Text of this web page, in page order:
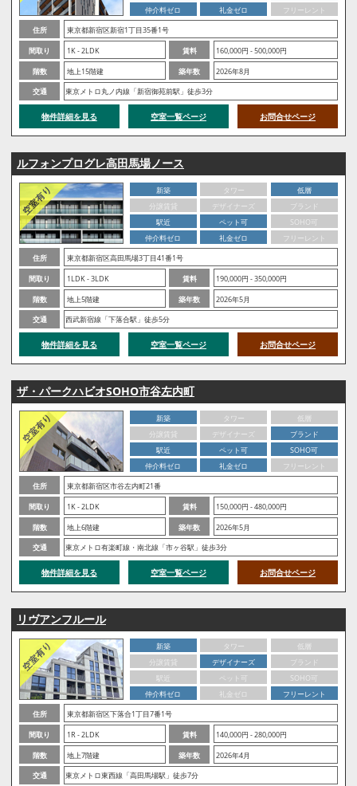
仲介料ゼロ
礼金ゼロ
フリーレント
住所
東京都新宿区新宿1丁目35番1号
間取り
1K - 2LDK 賃料
160,000円 - 500,000円
階数
地上15階建 築年数
2026年8月
交通
東京メトロ丸ノ内線「新宿御苑前駅」徒歩3分
物件詳細を見る 空室一覧ページ お問合せページ
ルフォンプログレ高田馬場ノース
新築 タワー
低層
分譲賃貸
デザイナーズ
ブランド
駅近
ペット可
SOHO可
仲介料ゼロ
礼金ゼロ
フリーレント
住所
東京都新宿区高田馬場3丁目41番1号
間取り
1LDK - 3LDK 賃料
190,000円 - 350,000円
階数
地上5階建 築年数
2026年5月
交通
西武新宿線「下落合駅」徒歩5分
物件詳細を見る 空室一覧ページ お問合せページ
ザ・パークハビオSOHO市谷左内町
新築 タワー
低層
分譲賃貸
デザイナーズ
ブランド
駅近
ペット可
SOHO可
仲介料ゼロ
礼金ゼロ
フリーレント
住所
東京都新宿区市谷左内町21番
間取り
1K - 2LDK 賃料
150,000円 - 480,000円
階数
地上6階建 築年数
2026年5月
交通
東京メトロ有楽町線・南北線「市ヶ谷駅」徒歩3分
物件詳細を見る 空室一覧ページ お問合せページ
リヴアンフルール
新築 タワー
低層
分譲賃貸
デザイナーズ
ブランド
駅近
ペット可
SOHO可
仲介料ゼロ
礼金ゼロ
フリーレント
住所
東京都新宿区下落合1丁目7番1号
間取り
1R - 2LDK 賃料
140,000円 - 280,000円
階数
地上7階建 築年数
2026年4月
交通
東京メトロ東西線「高田馬場駅」徒歩7分